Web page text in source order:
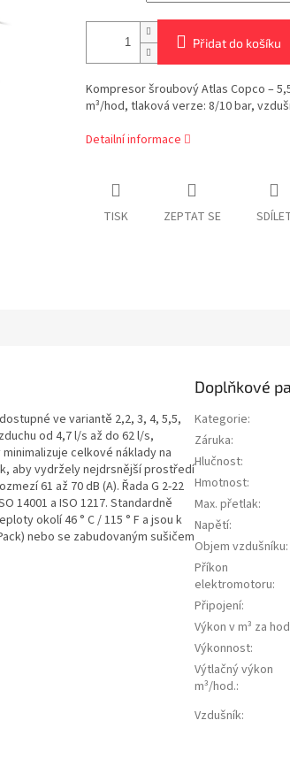
Přidat do košíku
Kompresor šroubový Atlas Copco –
m³/hod, tlaková verze: 8/10 bar,
Detailní informace
TISK ZEPTAT SE
ve variantě 2,2, 3, 4, 5,5,
od 4,7 l/s až do 62 l/s,
celkové náklady na
aby vydržely nejdrsnější prostředí
61 až 70 dB (A). Řada G 2-22
14001 a ISO 1217. Standardně
okolí 46 ° C / 115 ° F a jsou k
nebo se zabudovaným sušičem
Doplňkové
Kategorie:
Záruka:
Hlučnost:
Hmotnost:
Max. přetlak:
Napětí:
Objem vzdušníku:
Příkon
elektromotoru:
Připojení:
Výkon v m³ za
Výkonnost:
Výtlačný výkon
m³/hod.:
Vzdušník: